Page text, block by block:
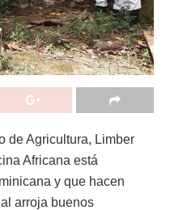
de Agricultura, Limber
Africana está
y que hacen
arroja buenos